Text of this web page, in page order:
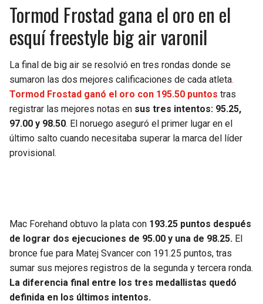
Tormod Frostad gana el oro en el
esquí freestyle big air varonil
La final de big air se resolvió en tres rondas donde se
sumaron las dos mejores calificaciones de cada atleta.
Tormod Frostad ganó el oro con 195.50 puntos tras
registrar las mejores notas en sus tres intentos: 95.25,
97.00 y 98.50. El noruego aseguró el primer lugar en el
último salto cuando necesitaba superar la marca del líder
provisional.
Mac Forehand obtuvo la plata con 193.25 puntos después
de lograr dos ejecuciones de 95.00 y una de 98.25. El
bronce fue para Matej Svancer con 191.25 puntos, tras
sumar sus mejores registros de la segunda y tercera ronda.
La diferencia final entre los tres medallistas quedó
definida en los últimos intentos.